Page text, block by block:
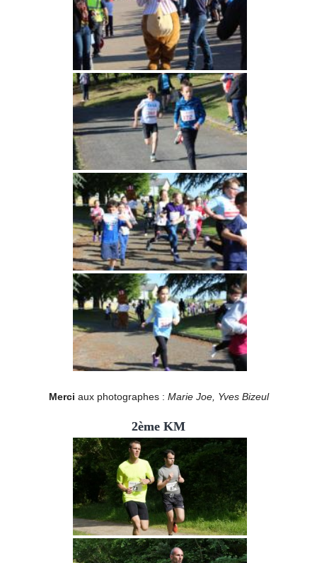
Merci aux photographes : Marie Joe, Yves Bizeul
2ème KM